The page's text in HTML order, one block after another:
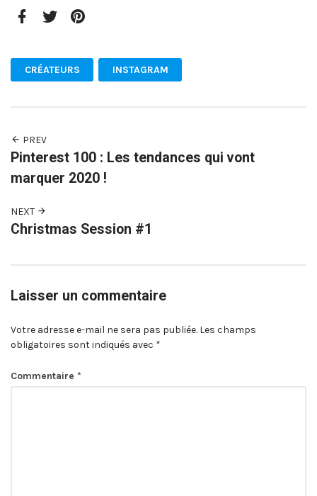
CRÉATEURS INSTAGRAM
PREV
Pinterest 100 : Les tendances qui vont
marquer 2020 !
NEXT
Christmas Session #1
Laisser un commentaire
Votre adresse e-mail ne sera pas publiée. Les champs
obligatoires sont indiqués avec *
Commentaire *